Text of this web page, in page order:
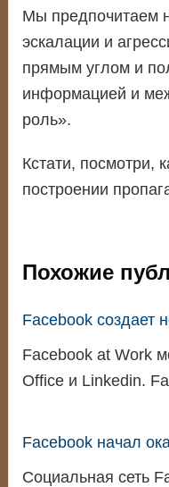
Мы предпочитаем
эскалации и
прямым углом и
информацией и
роль».
Кстати, посмотри,
построении
Похожие
Facebook создает
Facebook at Work
Office и Linkedin.
Facebook начал
Социальная сеть